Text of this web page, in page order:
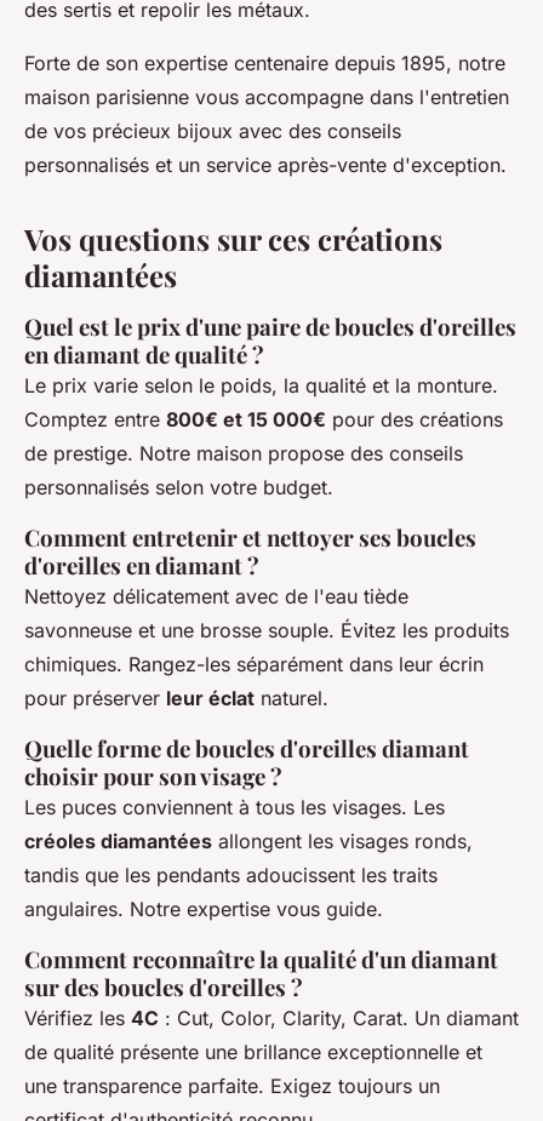
des sertis et repolir les métaux.
Forte de son expertise centenaire depuis 1895, notre
maison parisienne vous accompagne dans l'entretien
de vos précieux bijoux avec des conseils
personnalisés et un service après-vente d'exception.
Vos questions sur ces créations
diamantées
Quel est le prix d'une paire de boucles d'oreilles
en diamant de qualité ?
Le prix varie selon le poids, la qualité et la monture.
Comptez entre 800€ et 15 000€ pour des créations
de prestige. Notre maison propose des conseils
personnalisés selon votre budget.
Comment entretenir et nettoyer ses boucles
d'oreilles en diamant ?
Nettoyez délicatement avec de l'eau tiède
savonneuse et une brosse souple. Évitez les produits
chimiques. Rangez-les séparément dans leur écrin
pour préserver leur éclat naturel.
Quelle forme de boucles d'oreilles diamant
choisir pour son visage ?
Les puces conviennent à tous les visages. Les
créoles diamantées allongent les visages ronds,
tandis que les pendants adoucissent les traits
angulaires. Notre expertise vous guide.
Comment reconnaître la qualité d'un diamant
sur des boucles d'oreilles ?
Vérifiez les 4C : Cut, Color, Clarity, Carat. Un diamant
de qualité présente une brillance exceptionnelle et
une transparence parfaite. Exigez toujours un